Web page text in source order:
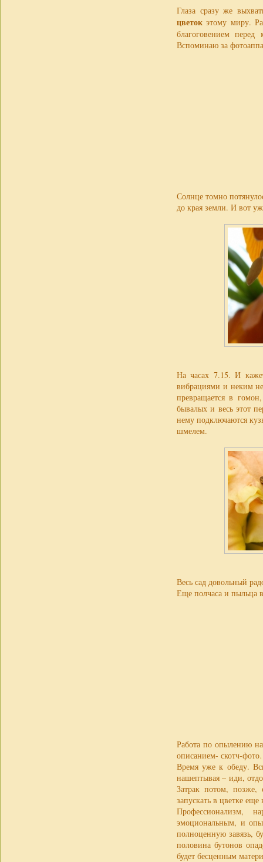
Глаза сразу же
цветокэтому миру.
благоговением
Вспоминаю за
Солнце томно
до края земли. И вот
На часах 7.15. И
вибрациями и неким
превращается в
бывалых и весь этот
нему подключаются
шмелем.
Весь сад довольный
Еще полчаса и пыльца
Работа по опылению
описанием- скотч-
Время уже к обеду.
нашептывая – иди,
Затрак потом, позже,
запускать в цветке
Профессионализм,
эмоциональным, и
полноценную завязь,
половина бутонов
будет бесценным